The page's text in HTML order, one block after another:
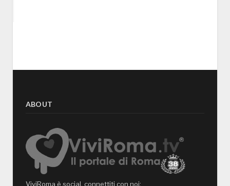
ABOUT
ViviRoma è social, connettiti con noi: